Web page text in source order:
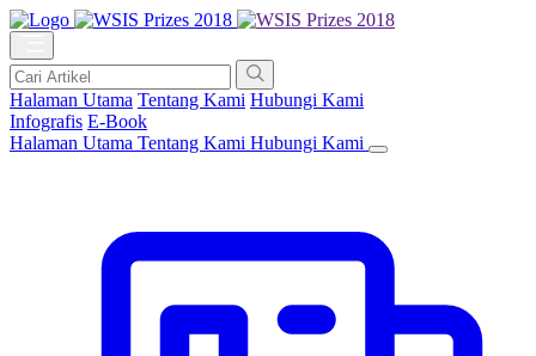
Halaman Utama Tentang Kami Hubungi Kami
Infografis E-Book
Halaman Utama Tentang Kami Hubungi Kami